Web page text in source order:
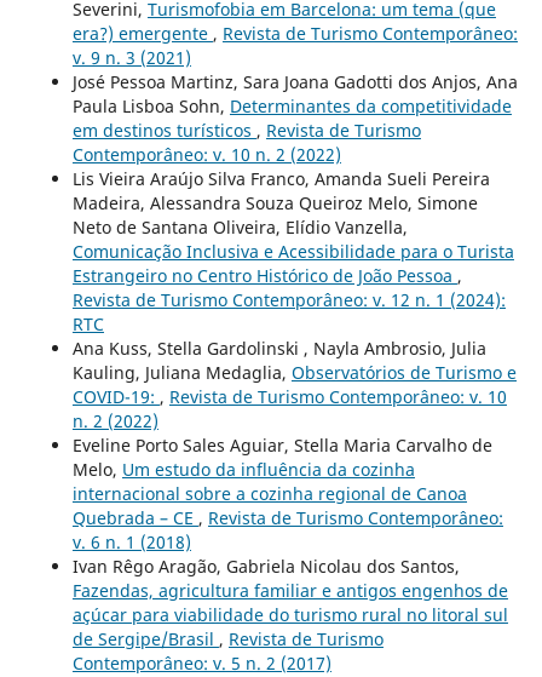
Severini, Turismofobia em Barcelona: um tema (que
era?) emergente , Revista de Turismo Contemporâneo:
v. 9 n. 3 (2021)
José Pessoa Martinz, Sara Joana Gadotti dos Anjos, Ana
Paula Lisboa Sohn, Determinantes da competitividade
em destinos turísticos , Revista de Turismo
Contemporâneo: v. 10 n. 2 (2022)
Lis Vieira Araújo Silva Franco, Amanda Sueli Pereira
Madeira, Alessandra Souza Queiroz Melo, Simone
Neto de Santana Oliveira, Elídio Vanzella,
Comunicação Inclusiva e Acessibilidade para o Turista
Estrangeiro no Centro Histórico de João Pessoa ,
Revista de Turismo Contemporâneo: v. 12 n. 1 (2024):
RTC
Ana Kuss, Stella Gardolinski , Nayla Ambrosio, Julia
Kauling, Juliana Medaglia, Observatórios de Turismo e
COVID-19: , Revista de Turismo Contemporâneo: v. 10
n. 2 (2022)
Eveline Porto Sales Aguiar, Stella Maria Carvalho de
Melo, Um estudo da influência da cozinha
internacional sobre a cozinha regional de Canoa
Quebrada – CE , Revista de Turismo Contemporâneo:
v. 6 n. 1 (2018)
Ivan Rêgo Aragão, Gabriela Nicolau dos Santos,
Fazendas, agricultura familiar e antigos engenhos de
açúcar para viabilidade do turismo rural no litoral sul
de Sergipe/Brasil , Revista de Turismo
Contemporâneo: v. 5 n. 2 (2017)